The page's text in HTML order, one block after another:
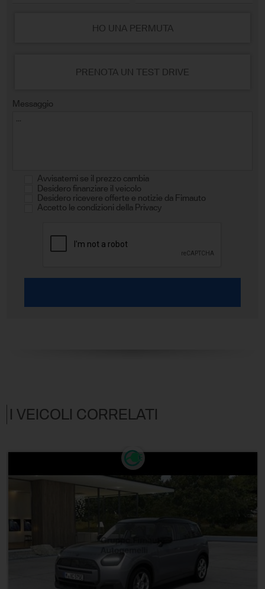
HO UNA PERMUTA
PRENOTA UN TEST DRIVE
Messaggio
Avvisatemi se il prezzo cambia
Desidero finanziare il veicolo
Desidero ricevere offerte e notizie da Fimauto
Accetto le condizioni della Privacy
I VEICOLI CORRELATI